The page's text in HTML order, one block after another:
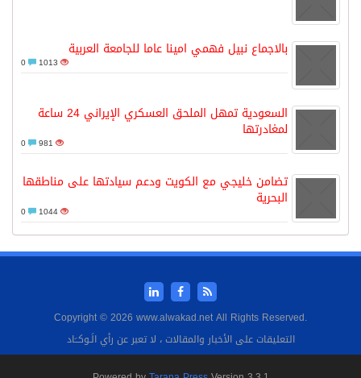
بالاجماع نبيل فهمي امينا عاما للجامعة العربية
1013
السعودية تمهل الملحق العسكري الإيراني 24 ساعة
لمغادرتها
981
تضامن خليجي مع الكويت ودعم سيادتها على مناطقها
البحرية
1044
Copyright © 2026 www.alwakad.net All Rights Reserved.
التعليقات على الأخبار والمقالات ، لا تعبر عن رأي الَـوكــَاد